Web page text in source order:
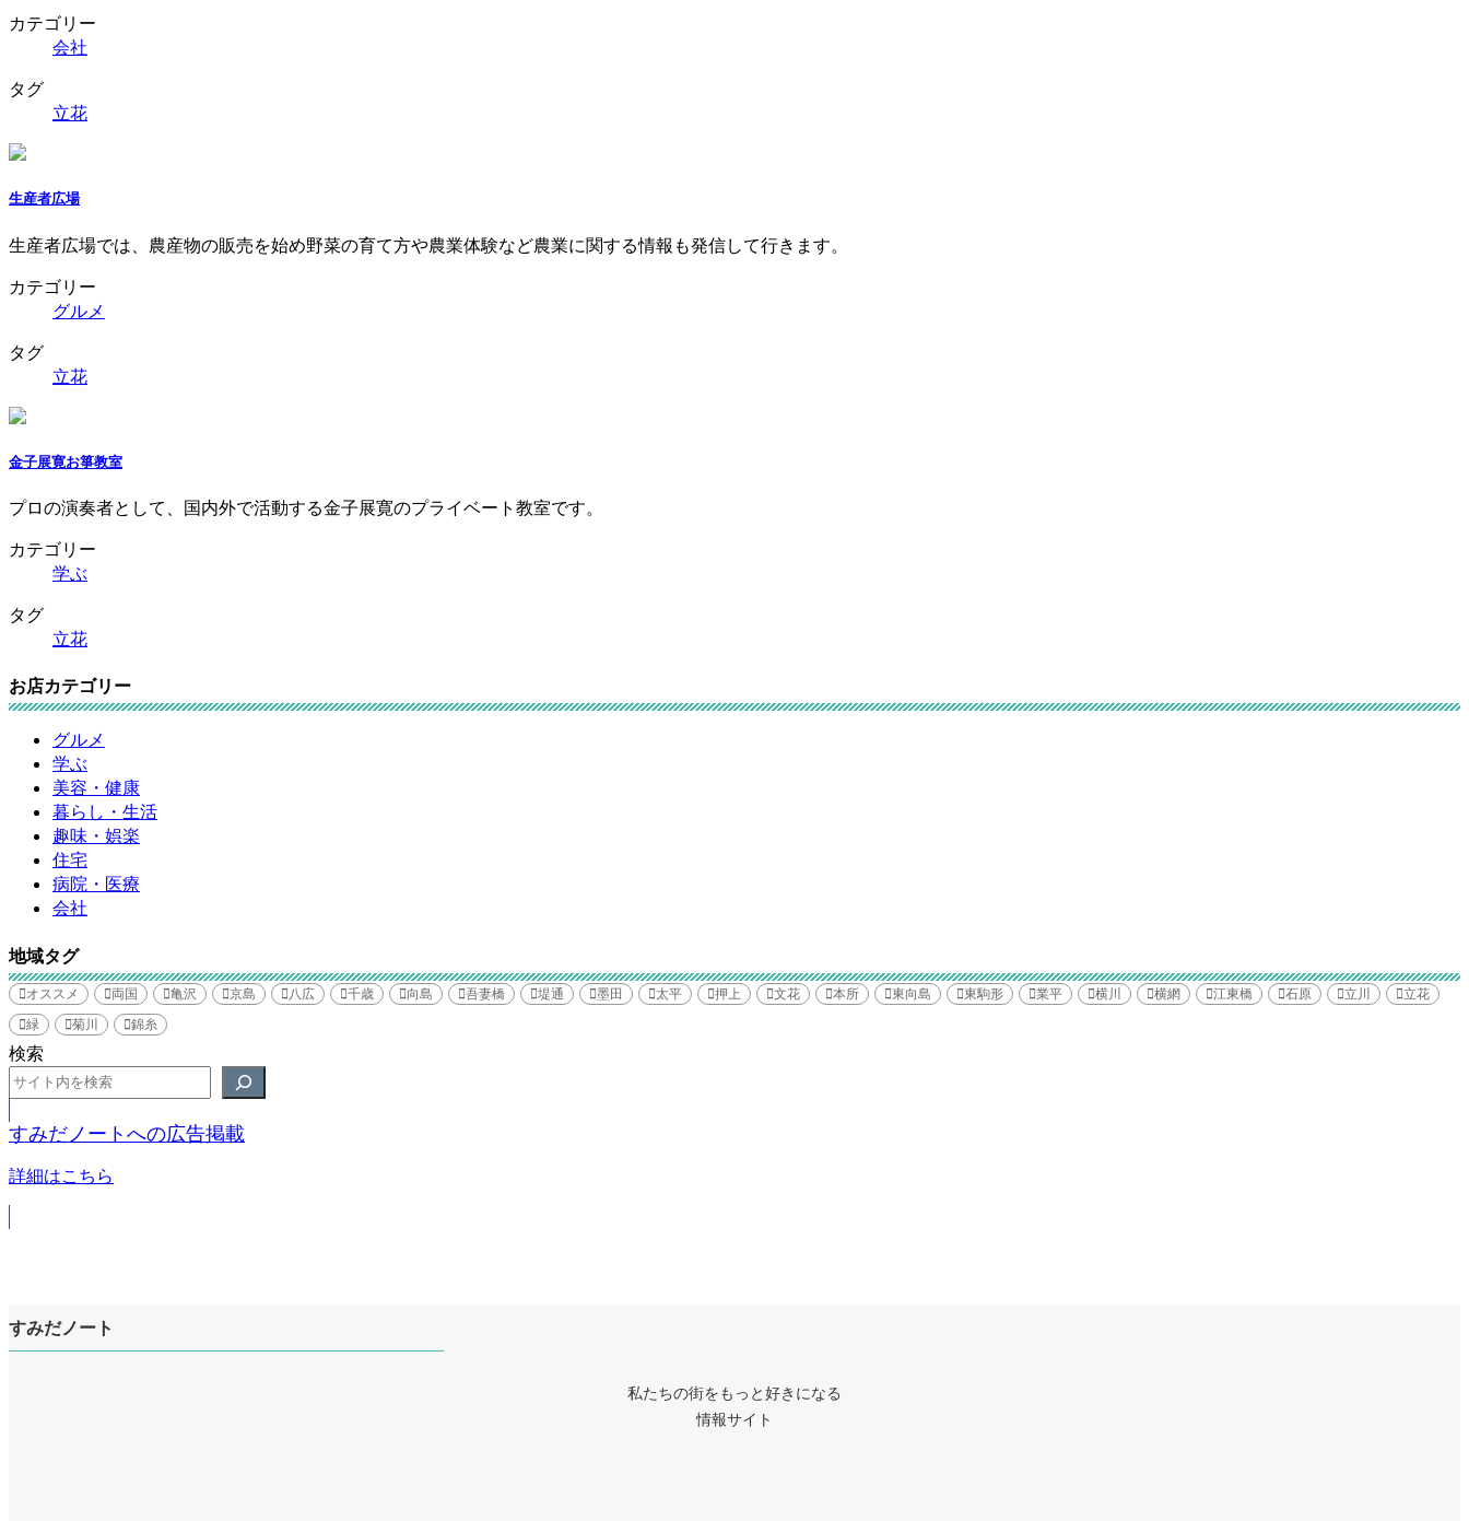
カテゴリー
会社
タグ
立花
生産者広場
生産者広場では、農産物の販売を始め野菜の育て方や農業体験など農業に関する情報も発信して行きます。
カテゴリー
グルメ
タグ
立花
金子展寛お箏教室
プロの演奏者として、国内外で活動する金子展寛のプライベート教室です。
カテゴリー
学ぶ
タグ
立花
お店カテゴリー
グルメ
学ぶ
美容・健康
暮らし・生活
趣味・娯楽
住宅
病院・医療
会社
地域タグ
オススメ 両国 亀沢 京島 八広 千歳 向島 吾妻橋 堤通 墨田 太平 押上 文花 本所 東向島 東駒形 業平 横川 横網 江東橋 石原 立川
立花
緑
菊川 錦糸
検索
すみだノートへの広告掲載
詳細はこちら
すみだノート
私たちの街をもっと好きになる
情報サイト